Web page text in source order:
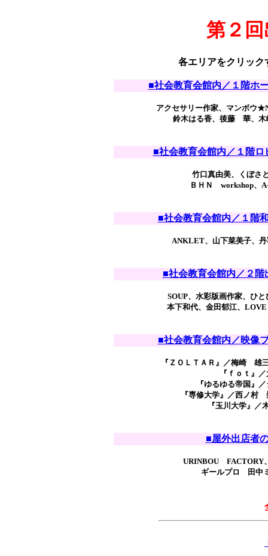
第２
各エリアをクリック
■社会教育会館内／１階ホ
アクセサリー作家、マンボウ
鈴木はる香、後藤 華、
■社会教育会館内／１階ロ
竹口真由美、くぼさ
ＢＨＮ workshop、
■社会教育会館内／１階
ANKLET、山下菜美子、
■社会教育会館内／２階
SOUP、水彩版画作家、ひ
本下和代、金田郁江、
■社会教育会館内／映像
『ＺＯＬＴＡＲ』／梅崎 雄
『ｆｏｔ』
『ゆるゆる帝国』
『専修大学』／西ノ
『玉川大学』
■屋外出店者
URINBOU FACTORY
ギールプロ 田中